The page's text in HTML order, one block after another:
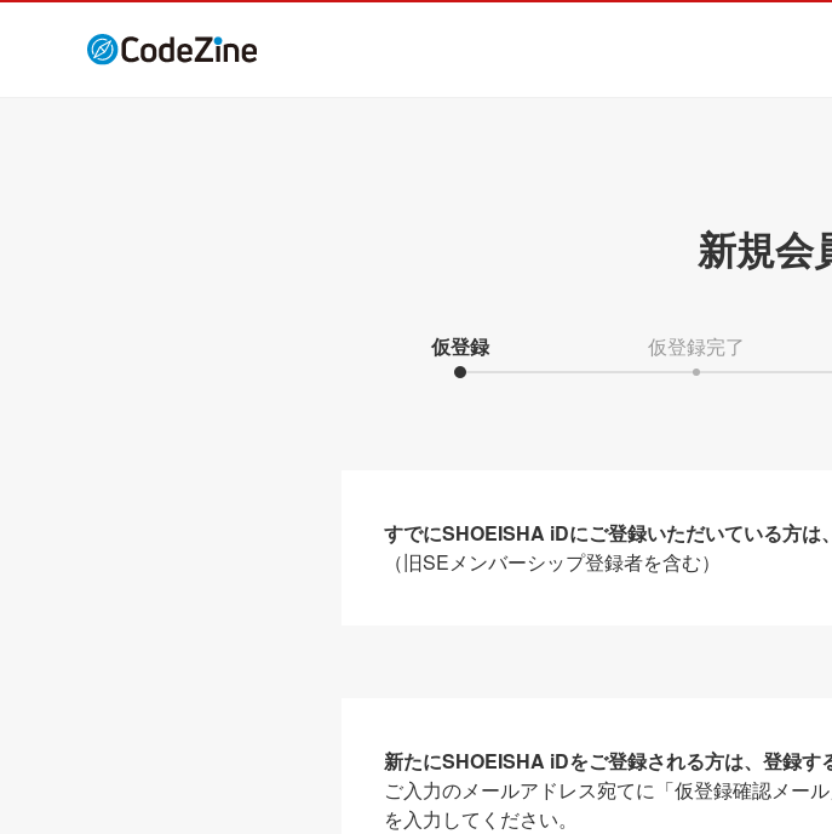
新規会
仮登録 仮登録完了
すでにSHOEISHA iDにご登録いただいている方は
（旧SEメンバーシップ登録者を含む）
新たにSHOEISHA iDをご登録される方は、登録す
ご入力のメールアドレス宛てに「仮登録確認メー
を入力してください。